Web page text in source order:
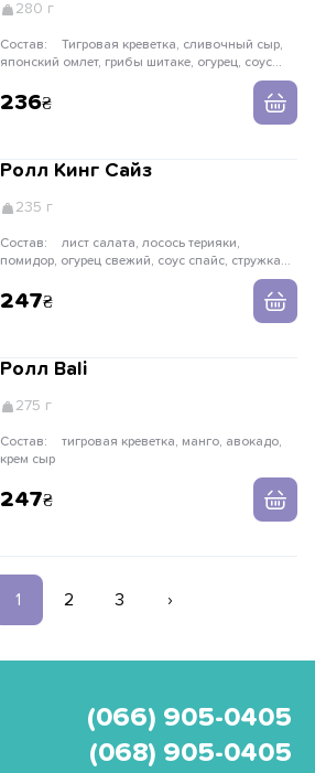
280 г
Состав:
японский омлет, грибы шитаке, огурец, соус
236
Ролл Кинг Сайз
235 г
Состав:
помидор, огурец свежий, соус спайс, стружка
247
Ролл Bali
275 г
Состав:
крем сыр
247
1 2 3 ›
(066) 905-0405
(068) 905-0405